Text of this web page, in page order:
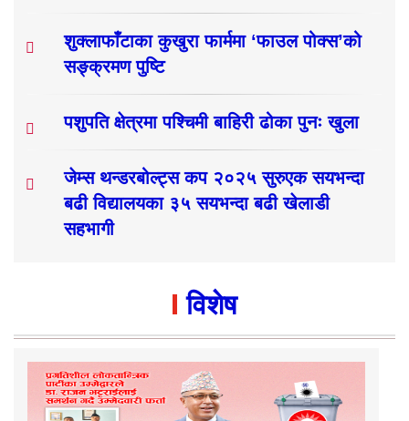
शुक्लाफाँटाका कुखुरा फार्ममा ‘फाउल पोक्स’को
सङ्क्रमण पुष्टि
पशुपति क्षेत्रमा पश्चिमी बाहिरी ढोका पुनः खुला
जेम्स थन्डरबोल्ट्स कप २०२५ सुरुएक सयभन्दा
बढी विद्यालयका ३५ सयभन्दा बढी खेलाडी
सहभागी
विशेष